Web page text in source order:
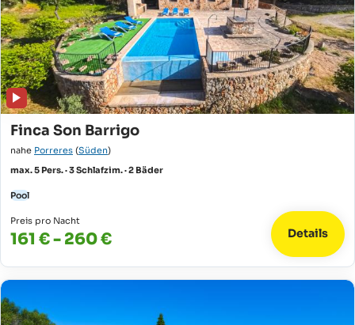
Finca Son Barrigo
nahe Porreres (Süden)
max. 5 Pers. · 3 Schlafzim. · 2 Bäder
Pool
Preis pro Nacht
161 € - 260 € Details